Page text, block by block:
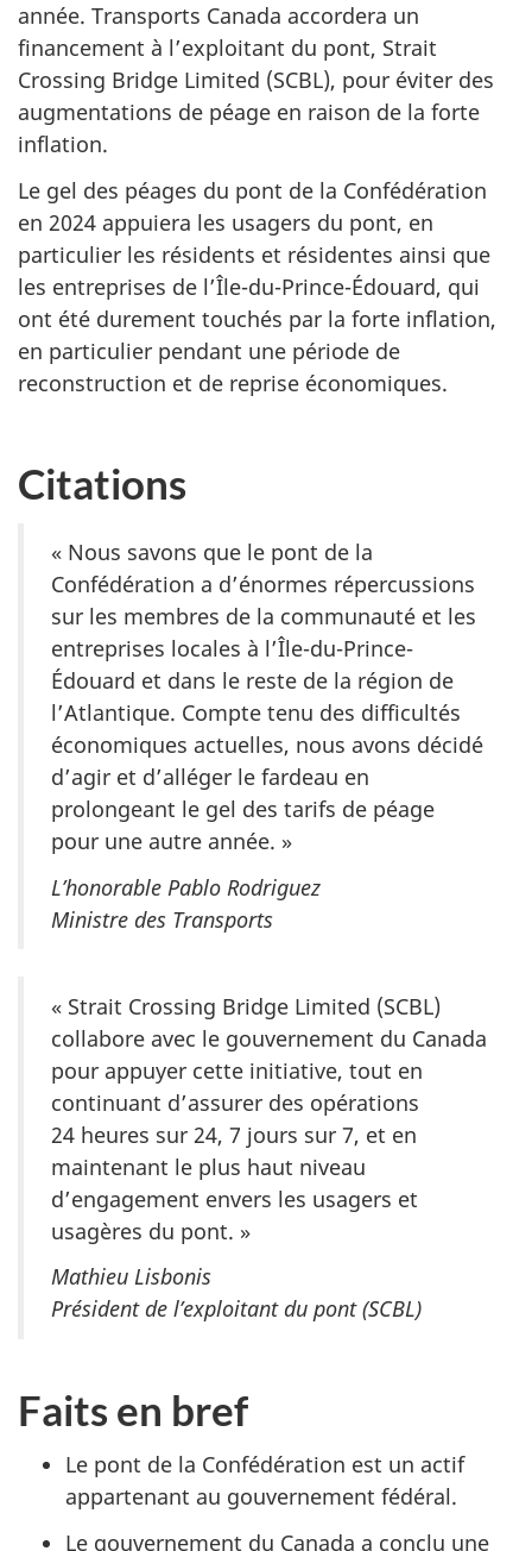
année. Transports Canada accordera un
financement à l’exploitant du pont, Strait
Crossing Bridge Limited (SCBL), pour éviter des
augmentations de péage en raison de la forte
inflation.
Le gel des péages du pont de la Confédération
en 2024 appuiera les usagers du pont, en
particulier les résidents et résidentes ainsi que
les entreprises de l’Île-du-Prince-Édouard, qui
ont été durement touchés par la forte inflation,
en particulier pendant une période de
reconstruction et de reprise économiques.
Citations
« Nous savons que le pont de la
Confédération a d’énormes répercussions
sur les membres de la communauté et les
entreprises locales à l’Île-du-Prince-
Édouard et dans le reste de la région de
l’Atlantique. Compte tenu des difficultés
économiques actuelles, nous avons décidé
d’agir et d’alléger le fardeau en
prolongeant le gel des tarifs de péage
pour une autre année. »
L’honorable Pablo Rodriguez
Ministre des Transports
« Strait Crossing Bridge Limited (SCBL)
collabore avec le gouvernement du Canada
pour appuyer cette initiative, tout en
continuant d’assurer des opérations
24 heures sur 24, 7 jours sur 7, et en
maintenant le plus haut niveau
d’engagement envers les usagers et
usagères du pont. »
Mathieu Lisbonis
Président de l’exploitant du pont (SCBL)
Faits en bref
Le pont de la Confédération est un actif
appartenant au gouvernement fédéral.
Le gouvernement du Canada a conclu une